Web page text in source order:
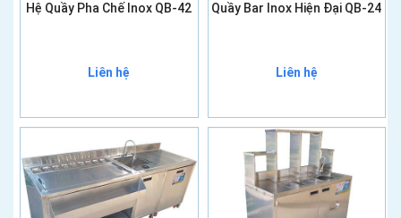
Hệ Quầy Pha Chế Inox QB-42
Liên hệ
Quầy Bar Inox Hiện Đại QB-24
Liên hệ